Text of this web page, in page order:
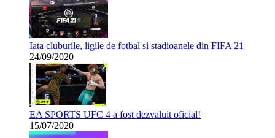
Iata cluburile, ligile de fotbal si stadioanele din FIFA 21
24/09/2020
EA SPORTS UFC 4 a fost dezvaluit oficial!
15/07/2020